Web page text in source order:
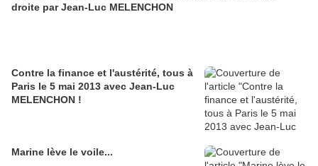
droite par Jean-Luc MELENCHON
Contre la finance et l'austérité, tous à
Paris le 5 mai 2013 avec Jean-Luc
MELENCHON !
Marine lève le voile...